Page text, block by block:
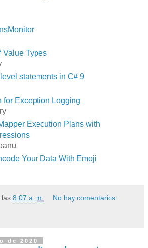
Value Types
statements in C# 9
for Exception Logging
Execution Plans with
Your Data With Emoji
las 8:07 a. m. No hay comentarios:
de 2020